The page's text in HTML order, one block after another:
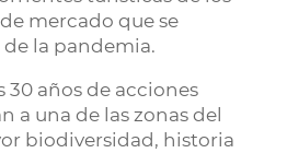
mercado que se
la pandemia.
30 años de acciones
a una de las zonas del
biodiversidad, historia